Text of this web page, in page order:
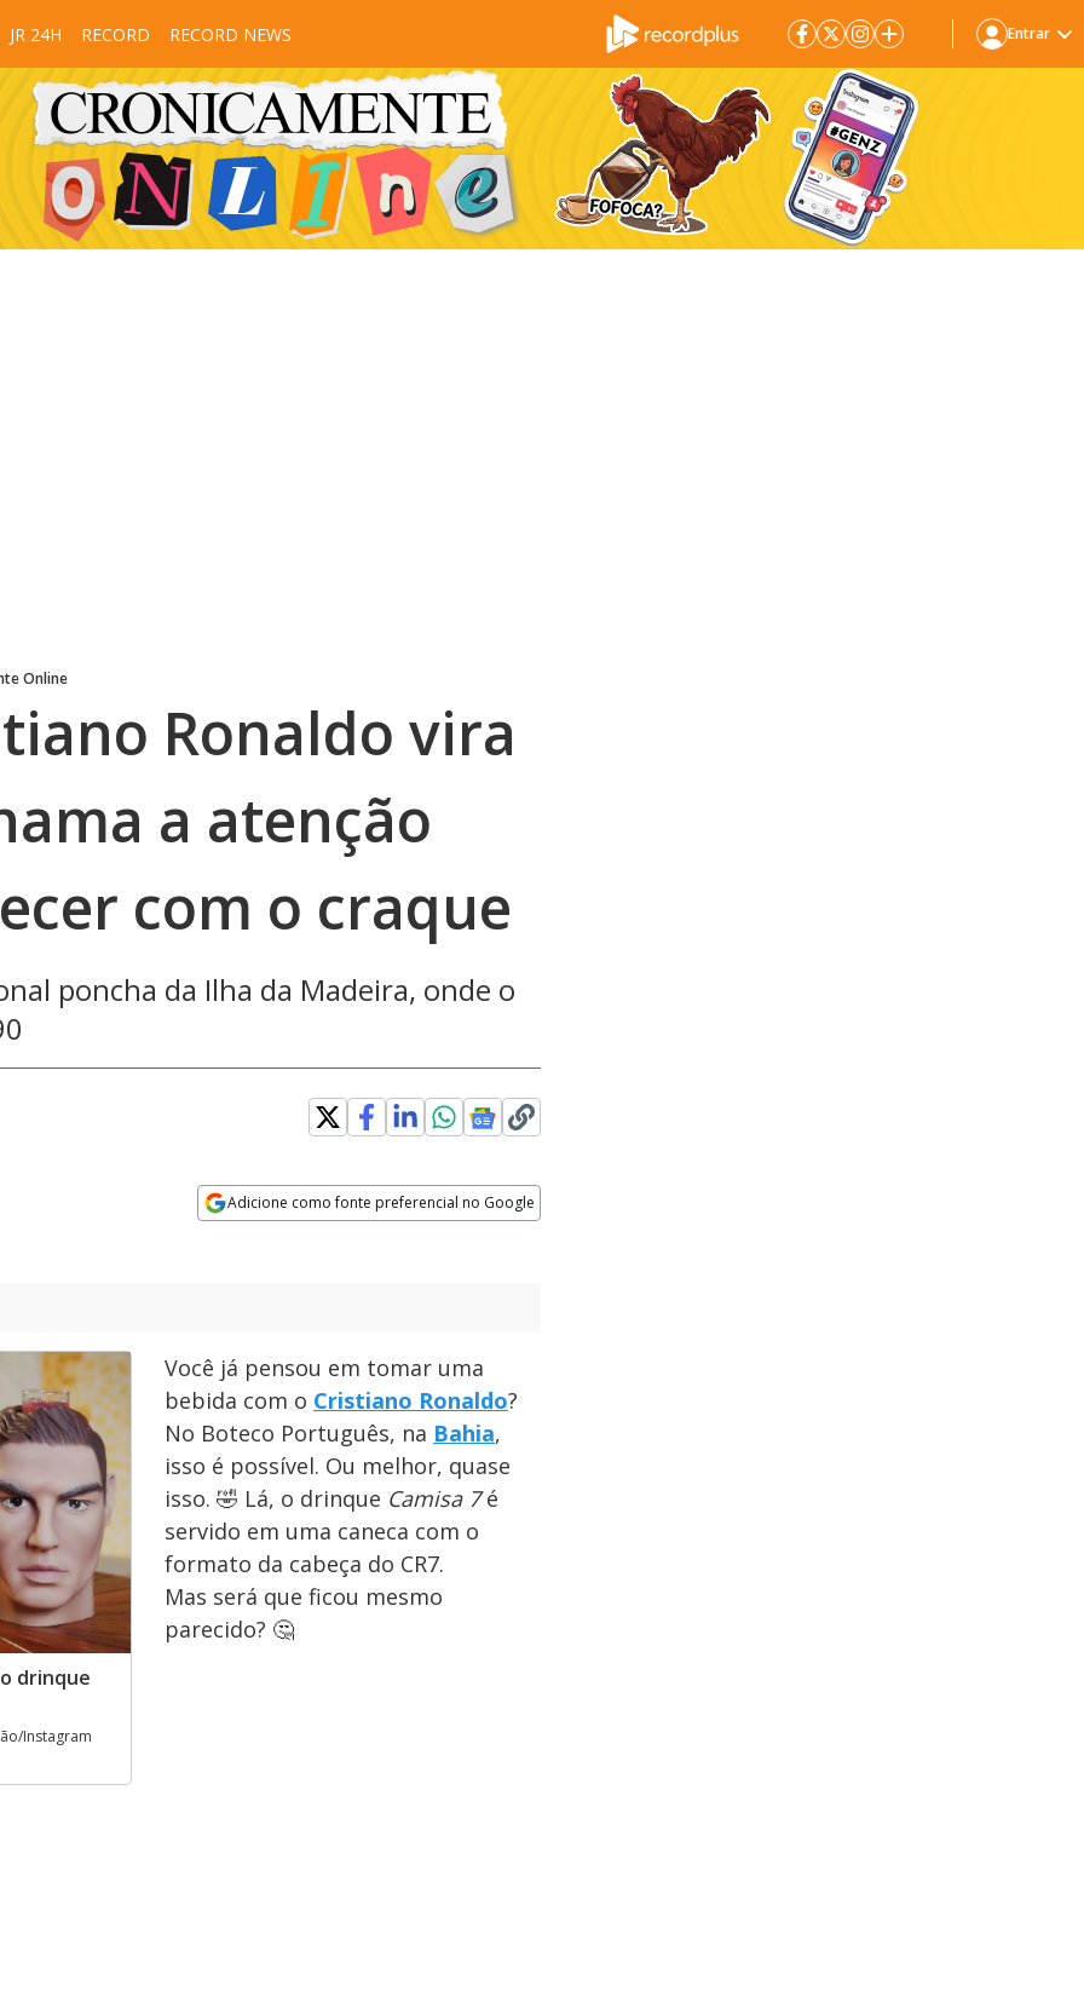
JR 24H RECORD RECORD NEWS Entrar
Online
Ronaldo vira
a atenção
com o craque
poncha da Ilha da Madeira, onde o
Adicione como fonte preferencial no Google
drinque
Instagram
Você já pensou em tomar uma
bebida com o Cristiano Ronaldo?
No Boteco Português, na Bahia,
isso é possível. Ou melhor, quase
isso. 🤣 Lá, o drinque Camisa 7é
servido em uma caneca com o
formato da cabeça do CR7.
Mas será que ficou mesmo
parecido? 🤔